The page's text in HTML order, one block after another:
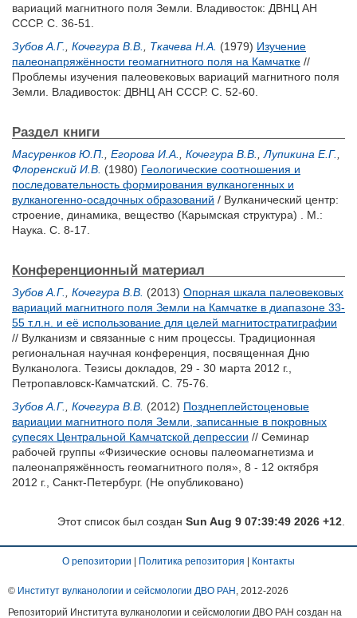
вариаций магнитного поля Земли. Владивосток: ДВНЦ АН
СССР. С. 36-51.
Зубов А.Г.
Кочегура В.В. Ткачева Н.А. (1979) Изучение
палеонапряжённости геомагнитного поля на Камчатке //
Проблемы изучения палеовековых вариаций магнитного поля
Земли. Владивосток: ДВНЦ АН СССР. С. 52-60.
Раздел книги
Масуренков Ю.П. Егорова И.А. Кочегура В.В. Лупикина Е.Г.
Флоренский И.В. (1980) Геологические соотношения и
последовательность формирования вулканогенных и
вулканогенно-осадочных образований / Вулканический центр:
строение, динамика, вещество (Карымская структура) . М.:
Наука. С. 8-17.
Конференционный материал
Зубов А.Г. Кочегура В.В. (2013) Опорная шкала палеовековых
вариаций магнитного поля Земли на Камчатке в диапазоне 33-
55 т.л.н. и её использование для целей магнитостратиграфии
// Вулканизм и связанные с ним процессы. Традиционная
региональная научная конференция, посвященная Дню
Вулканолога. Тезиcы докладов, 29 - 30 марта 2012 г.,
Петропавловск-Камчатский. С. 75-76.
Зубов А.Г.
Кочегура В.В. (2012) Позднеплейстоценовые
вариации магнитного поля Земли, записанные в покровных
супесях Центральной Камчатской депрессии // Семинар
рабочей группы «Физические основы палеомагнетизма и
палеонапряжённость геомагнитного поля», 8 - 12 октября
2012 г., Санкт-Петербург. (Не опубликовано)
Этот список был создан Sun Aug 9 07:39:49 2026 +12
О репозитории Политика репозитория Контакты
© Институт вулканологии и сейсмологии ДВО РАН , 2012-2026
Репозиторий Института вулканологии и сейсмологии ДВО РАН создан на